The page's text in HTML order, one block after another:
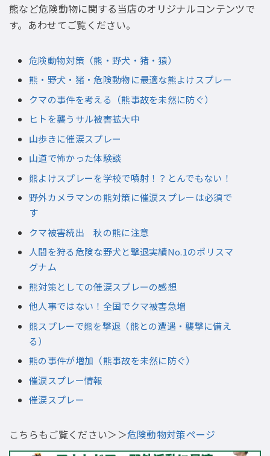
熊など危険動物に関する当店のオリジナルコンテンツで
す。あわせてご覧ください。
危険動物対策（熊・野犬・猪・猿）
熊・野犬・猪・危険動物に最適な熊よけスプレー
クマの事件を考える（熊事故を未然に防ぐ）
ヒトを襲うサル被害拡大中
山歩きに催涙スプレー
山道で怖かった体験談
熊よけスプレーを学校で噴射！？とんでもない！
野外カメラマンの熊対策に催涙スプレーは必須で
す
クマ被害続出 秋の熊に注意
人間を狩る危険な野犬と撃退実績No.1のポリスマ
グナム
熊対策としての催涙スプレーの感想
他人事ではない！全国でクマ被害急増
熊スプレーで熊を撃退（熊との遭遇・襲撃に備え
る）
熊の事件が増加（熊事故を未然に防ぐ）
催涙スプレー情報
催涙スプレー
こちらもご覧ください＞＞危険動物対策ページ